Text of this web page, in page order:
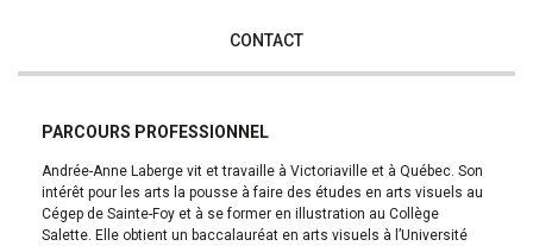
CONTACT
PARCOURS PROFESSIONNEL
Andrée-Anne Laberge vit et travaille à Victoriaville et à Québec. Son
intérêt pour les arts la pousse à faire des études en arts visuels au
Cégep de Sainte-Foy et à se former en illustration au Collège
Salette. Elle obtient un baccalauréat en arts visuels à l’Université